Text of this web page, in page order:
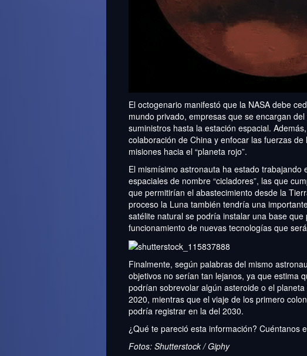
El octogenario manifestó que la NASA debe
mundo privado, empresas que se encargan
suministros hasta la estación espacial.
colaboración de China y enfocar las fuerzas
misiones hacia el “planeta rojo”.
El mismísimo astronauta ha estado trabajando
espaciales de nombre “cicladores”, las que
que permitirían el abastecimiento desde la
proceso la Luna también tendría una
satélite natural se podría instalar una base
funcionamiento de nuevas tecnologías que
Finalmente, según palabras del mismo
objetivos no serían tan lejanos, ya que estima
podrían sobrevolar algún asteroide o el
2020, mientras que el viaje de los primero
podría registrar en la del 2030.
¿Qué te pareció esta información? Cuéntanos
Fotos: Shutterstock / Giphy